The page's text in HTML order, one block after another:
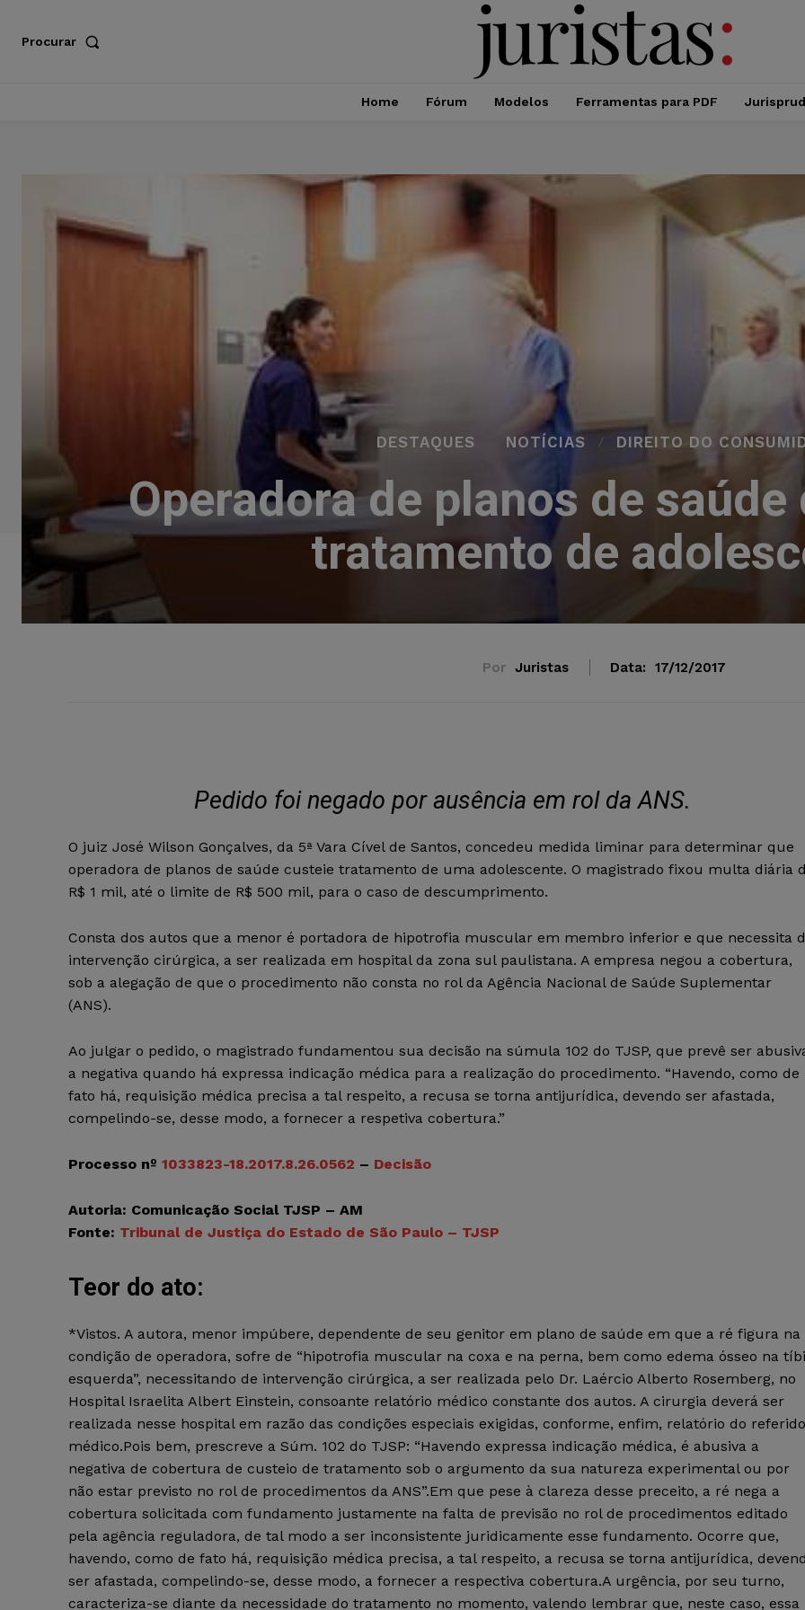
Procurar
Home Fórum Modelos Ferramentas para PDF
DESTAQUES NOTÍCIAS DIREITO DO
Operadora de planos de
tratamento de
Por Juristas Data: 17/12/2017
Pedido foi negado por ausência em rol da ANS.
O juiz José Wilson Gonçalves, da 5ª Vara Cível de Santos, concedeu medida liminar para determinar que
operadora de planos de saúde custeie tratamento de uma adolescente. O magistrado fixou multa diária
R$ 1 mil, até o limite de R$ 500 mil, para o caso de descumprimento.
Consta dos autos que a menor é portadora de hipotrofia muscular em membro inferior e que necessita
intervenção cirúrgica, a ser realizada em hospital da zona sul paulistana. A empresa negou a cobertura,
sob a alegação de que o procedimento não consta no rol da Agência Nacional de Saúde Suplementar
(ANS).
Ao julgar o pedido, o magistrado fundamentou sua decisão na súmula 102 do TJSP, que prevê ser
a negativa quando há expressa indicação médica para a realização do procedimento. “Havendo, como de
fato há, requisição médica precisa a tal respeito, a recusa se torna antijurídica, devendo ser afastada,
compelindo-se, desse modo, a fornecer a respetiva cobertura.”
Processo nº 1033823-18.2017.8.26.0562 – Decisão
Autoria: Comunicação Social TJSP – AM
Fonte: Tribunal de Justiça do Estado de São Paulo – TJSP
Teor do ato:
*Vistos. A autora, menor impúbere, dependente de seu genitor em plano de saúde em que a ré figura na
condição de operadora, sofre de “hipotrofia muscular na coxa e na perna, bem como edema ósseo na
esquerda”, necessitando de intervenção cirúrgica, a ser realizada pelo Dr. Laércio Alberto Rosemberg, no
Hospital Israelita Albert Einstein, consoante relatório médico constante dos autos. A cirurgia deverá ser
realizada nesse hospital em razão das condições especiais exigidas, conforme, enfim, relatório do referido
médico.Pois bem, prescreve a Súm. 102 do TJSP: “Havendo expressa indicação médica, é abusiva a
negativa de cobertura de custeio de tratamento sob o argumento da sua natureza experimental ou por
não estar previsto no rol de procedimentos da ANS”.Em que pese à clareza desse preceito, a ré nega a
cobertura solicitada com fundamento justamente na falta de previsão no rol de procedimentos editado
pela agência reguladora, de tal modo a ser inconsistente juridicamente esse fundamento. Ocorre que,
havendo, como de fato há, requisição médica precisa, a tal respeito, a recusa se torna antijurídica,
ser afastada, compelindo-se, desse modo, a fornecer a respectiva cobertura.A urgência, por seu turno,
caracteriza-se diante da necessidade do tratamento no momento, valendo lembrar que, neste caso, essa